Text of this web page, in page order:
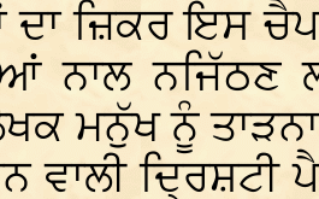
ਦਾ ਜ਼ਿਕਰ ਇਸ
ਨਾਲ ਨਜਿੱਠਣ
ਮਨੁੱਖ ਨੂੰ ਤਾੜਨਾ
ਵਾਲੀ